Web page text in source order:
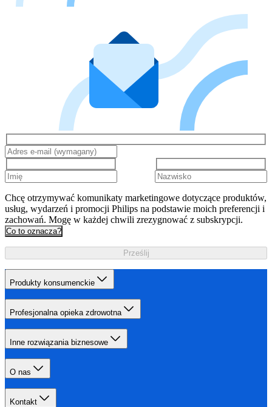
Chcę otrzymywać komunikaty marketingowe dotyczące produktów,
usług, wydarzeń i promocji Philips na podstawie moich preferencji i
zachowań. Mogę w każdej chwili zrezygnować z subskrypcji.
Co to oznacza?
Prześlij
Produkty konsumenckie
Profesjonalna opieka zdrowotna
Inne rozwiązania biznesowe
O nas
Kontakt